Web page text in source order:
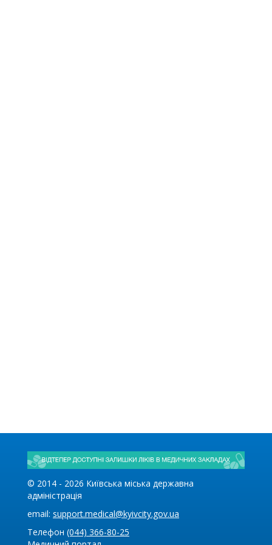
© 2014 - 2026 Київська міська державна
адміністрація
email: support.medical@kyivcity.gov.ua
Телефон (044) 366-80-25